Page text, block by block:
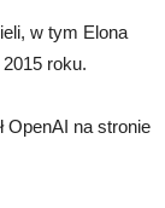
w tym Elona
roku.
OpenAI na stronie